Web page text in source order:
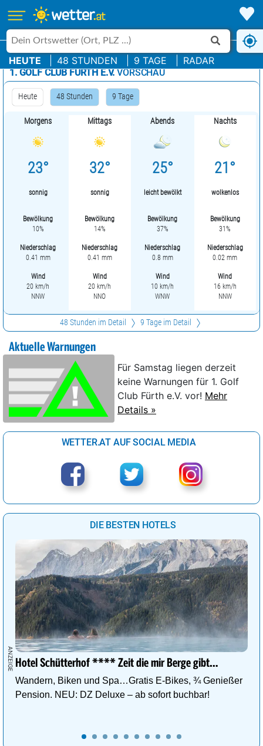
HEUTE 48 STUNDEN 9 TAGE RADAR
1. GOLF CLUB FÜRTH E.V.VORSCHAU
Heute 48 Stunden 9 Tage
Morgens
23°
sonnig
Bewölkung
10%
Niederschlag
0.41 mm
Wind
20 km/h
NNW
Mittags
32°
sonnig
Bewölkung
14%
Niederschlag
0.41 mm
Wind
20 km/h
NNO
Abends
25°
leicht bewölkt
Bewölkung
37%
Niederschlag
0.8 mm
Wind
10 km/h
WNW
Nachts
21°
wolkenlos
Bewölkung
31%
Niederschlag
0.02 mm
Wind
16 km/h
NNW
48 Stunden im Detail 9 Tage im Detail
Aktuelle Warnungen
Für Samstag liegen derzeit
keine Warnungen für 1. Golf
Club Fürth e.V. vor! Mehr
Details »
WETTER.AT AUF SOCIAL MEDIA
DIE BESTEN HOTELS
Hotel Schütterhof **** Zeit die mir Berge gibt…
Wandern, Biken und Spa…Gratis E-Bikes, ¾ Genießer
Pension. NEU: DZ Deluxe – ab sofort buchbar!